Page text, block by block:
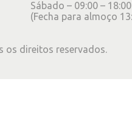
Sábado – 09:00 – 18:00
(Fecha para almoço
os direitos reservados.